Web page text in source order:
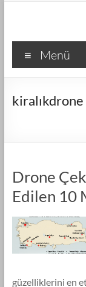
Kolay
Kiralama
Menü
kiralıkdrone
Drone
Edilen 10
güzelliklerini en